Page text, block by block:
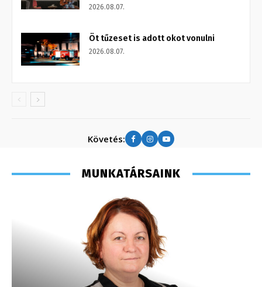
2026.08.07.
Öt tűzeset is adott okot vonulni
2026.08.07.
Követés:
MUNKATÁRSAINK